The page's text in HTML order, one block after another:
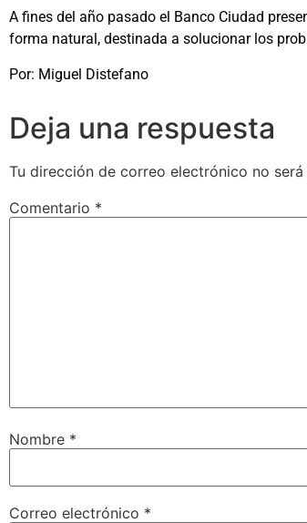
A fines del año pasado el Banco Ciudad
forma natural, destinada a solucionar los
Por: Miguel Distefano
Deja una respuesta
Tu dirección de correo electrónico no será
Comentario *
Nombre *
Correo electrónico *